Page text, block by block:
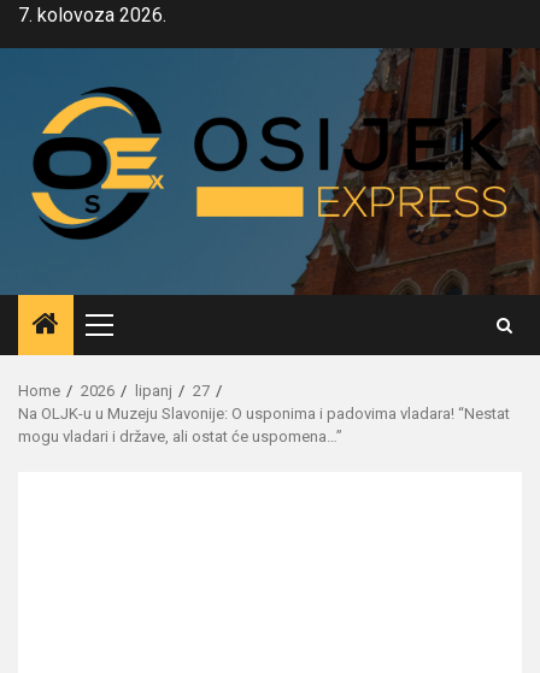
Skip7. kolovoza 2026.
Primary
Menu
Home 2026 lipanj
27
Na OLJK-u u Muzeju Slavonije: O usponima i padovima vladara! “Nestat
mogu vladari i države, ali ostat će uspomena…”